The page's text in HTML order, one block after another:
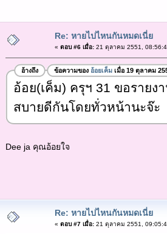
Re: หายไปไหนกันหมดเนี่ย
« ตอบ #6 เมื่อ:21 ตุลาคม 2551,
อ้างถึง ข้อความของ อ้อยเค็มเมื่อ 19 ตุลาคม
อ้อย(เค็ม) ครุฯ 31 ขอราย
สบายดีกันโดยทั่วหน้านะจ๊ะ
Dee ja คุณอ้อยใจ
Re: หายไปไหนกันหมดเนี่ย
« ตอบ #7 เมื่อ:21 ตุลาคม 2551,